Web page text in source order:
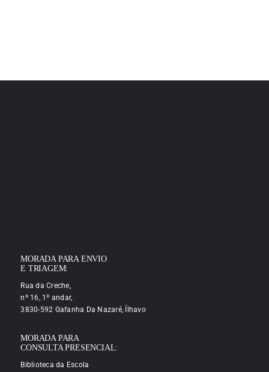
MORADA PARA ENVIO
E TRIAGEM:
Rua da Creche,
nº 16, 1º andar,
3830-592 Gafanha Da Nazaré, Ílhavo
MORADA PARA
CONSULTA PRESENCIAL:
Biblioteca da Escola